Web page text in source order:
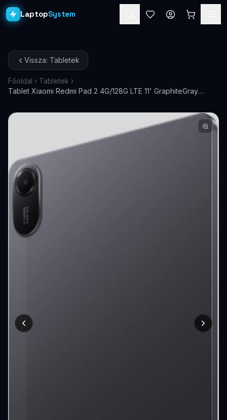
LaptopSystem
Asztali PC-k
Workstation PRO
Kiegészítők
Akciók
Ajándékkártya
Blog
Vissza: Tabletek
Főoldal
Tabletek
Tablet Xiaomi Redmi Pad 2 4G/128G LTE 11' GraphiteGray